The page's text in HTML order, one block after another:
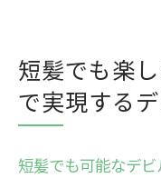
短髪でも楽
で実現する
短髪でも可能なデ